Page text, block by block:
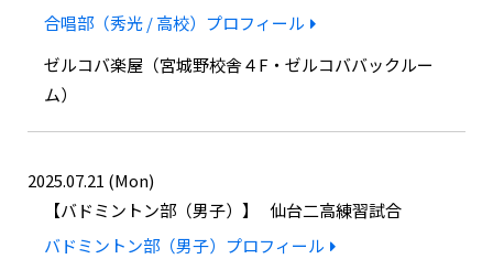
合唱部（秀光 / 高校）プロフィール
ゼルコバ楽屋（宮城野校舎４F・ゼルコババックルー
ム）
2025.07.21 (Mon)
バドミントン部（男子）
仙台二高練習試合
バドミントン部（男子）プロフィール